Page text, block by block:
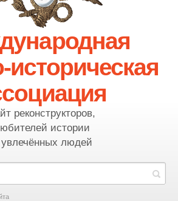
историческая
реконструкторов,
истории
людей